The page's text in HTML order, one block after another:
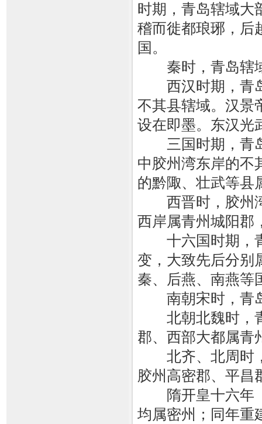
时期，青岛辖域大
稽而徙都琅琊，后
国。
秦时，青岛辖域
西汉时期，青岛
不其县辖域。汉景
设在即墨。东汉光
三国时期，青
中胶州湾东岸的不
的黔陬、壮武等县
西晋时，胶州
西岸属青州城阳郡
十六国时期，
变，大致先后分别
秦、后燕、南燕等
南朝宋时，青岛
北朝北魏时，青
郡、西部大都属青
北齐、北周时，
胶州高密郡、平昌
隋开皇十六年（
均属密州；同年重